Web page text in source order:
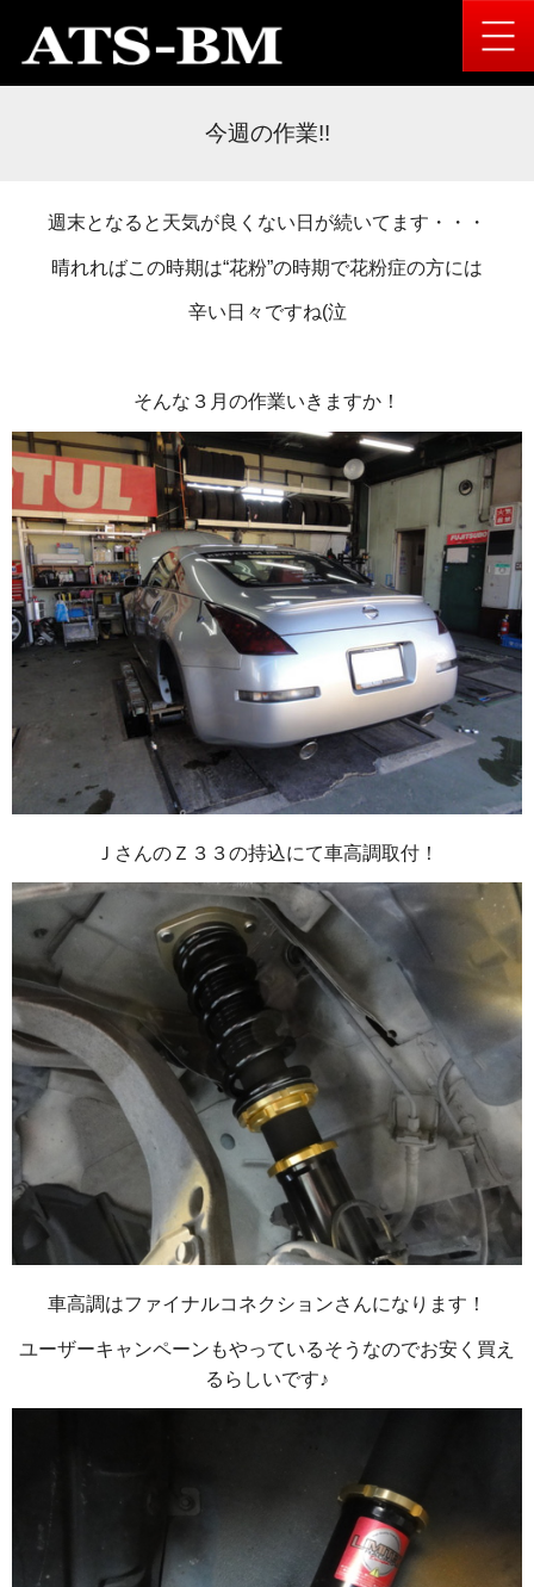
今週の作業!!
週末となると天気が良くない日が続いてます・・・
晴れればこの時期は“花粉”の時期で花粉症の方には
辛い日々ですね(泣
そんな３月の作業いきますか！
ＪさんのＺ３３の持込にて車高調取付！
車高調はファイナルコネクションさんになります！
ユーザーキャンペーンもやっているそうなのでお安く買え
るらしいです♪